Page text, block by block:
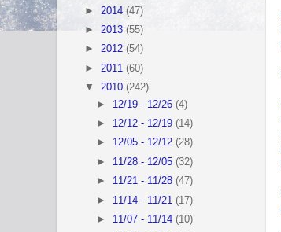
► 2014 (47)
► 2013 (55)
► 2012 (54)
► 2011 (60)
▼ 2010 (242)
► 12/19 - 12/26(4)
► 12/12 - 12/19(14)
► 12/05 - 12/12(28)
► 11/28 - 12/05(32)
► 11/21 - 11/28(47)
► 11/14 - 11/21(17)
► 11/07 - 11/14(10)